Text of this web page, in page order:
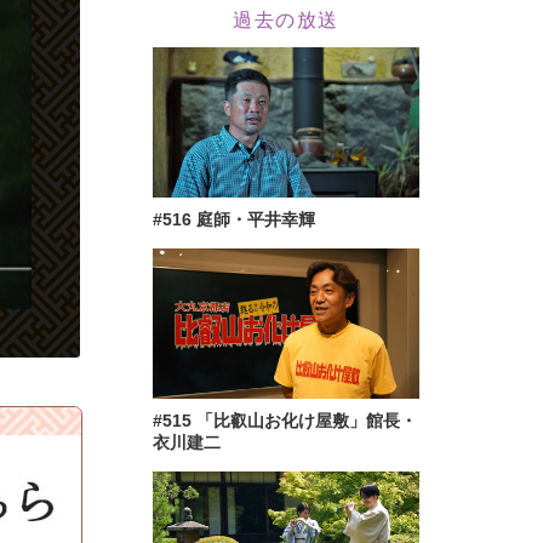
過去の放送
#516 庭師・平井幸輝
#515 「比叡山お化け屋敷」館長・
衣川建二